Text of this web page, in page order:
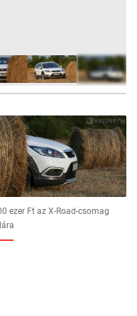
ezer Ft az X-Road-csomag